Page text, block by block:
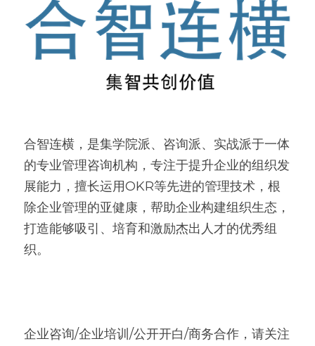
合智连横，是集学院派、咨询派、实战派于一体
的专业管理咨询机构，专注于提升企业的组织发
展能力，擅长运用OKR等先进的管理技术，根
除企业管理的亚健康，帮助企业构建组织生态，
打造能够吸引、培育和激励杰出人才的优秀组
织。
企业咨询/企业培训/公开开白/商务合作，请关注